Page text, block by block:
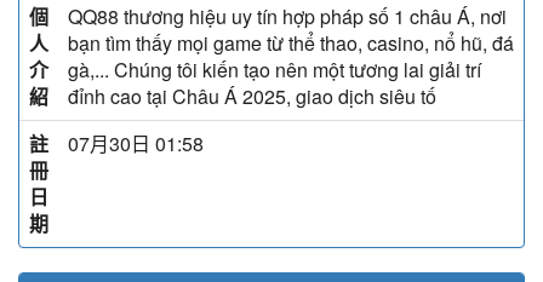
個
人
介
紹
QQ88 thương hiệu uy tín hợp pháp số 1 châu Á, nơi
bạn tìm thấy mọi game từ thể thao, casino, nổ hũ, đá
gà,... Chúng tôi kiến tạo nên một tương lai giải trí
đỉnh cao tại Châu Á 2025, giao dịch siêu tố
註
冊
日
期
07月30日 01:58